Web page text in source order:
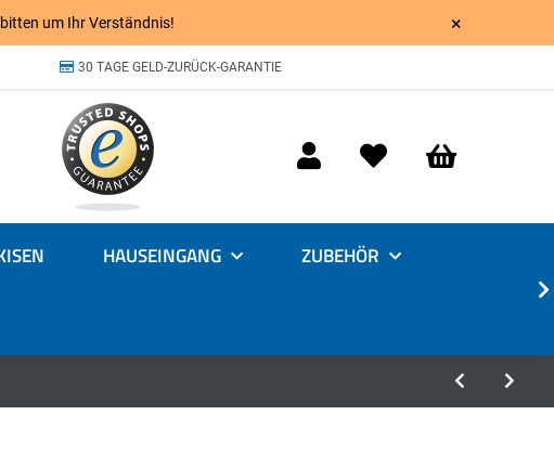
um Ihr Verständnis! ×
30 TAGE GELD-ZURÜCK-GARANTIE
HAUSEINGANG ZUBEHÖR